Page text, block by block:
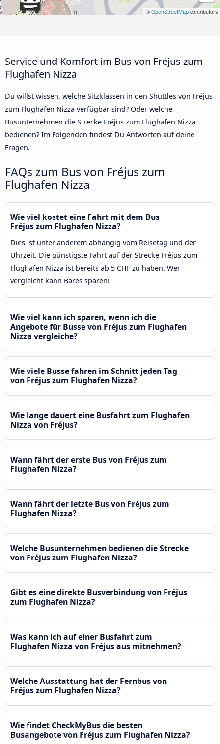
© OpenStreetMap contributors
Service und Komfort im Bus von Fréjus zum
Flughafen Nizza
Du willst wissen, welche Sitzklassen in den Shuttles von Fréjus
zum Flughafen Nizza verfügbar sind? Oder welche
Busunternehmen die Strecke Fréjus zum Flughafen Nizza
bedienen? Im Folgenden findest Du Antworten auf deine
Fragen.
FAQs zum Bus von Fréjus zum
Flughafen Nizza
Wie viel kostet eine Fahrt mit dem Bus
Fréjus zum Flughafen Nizza?
Dies ist unter anderem abhängig vom Reisetag und der
Uhrzeit. Die günstigste Fahrt auf der Strecke Fréjus zum
Flughafen Nizza ist bereits ab 5 CHF zu haben. Wer
vergleicht kann Bares sparen!
Wie viel kann ich sparen, wenn ich die
Angebote für Busse von Fréjus zum Flughafen
Nizza vergleiche?
Wie viele Busse fahren im Schnitt jeden Tag
von Fréjus zum Flughafen Nizza?
Wie lange dauert eine Busfahrt zum Flughafen
Nizza von Fréjus?
Wann fährt der erste Bus von Fréjus zum
Flughafen Nizza?
Wann fährt der letzte Bus von Fréjus zum
Flughafen Nizza?
Welche Busunternehmen bedienen die Strecke
von Fréjus zum Flughafen Nizza?
Gibt es eine direkte Busverbindung von Fréjus
zum Flughafen Nizza?
Was kann ich auf einer Busfahrt zum
Flughafen Nizza von Fréjus aus mitnehmen?
Welche Ausstattung hat der Fernbus von
Fréjus zum Flughafen Nizza?
Wie findet CheckMyBus die besten
Busangebote von Fréjus zum Flughafen Nizza?